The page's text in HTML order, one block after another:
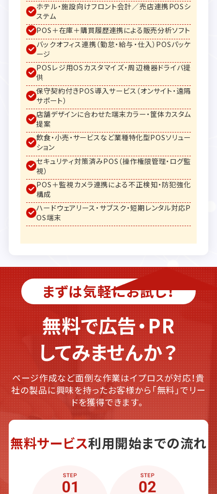
ホテル・施設向けフロント会計／売店連携POSシ
ステム
POS＋在庫＋購買履歴連携による販売分析ソフト
バックオフィス連携（勤怠・給与・仕入）POSパッケ
ージ
POSレジ用OSカスタマイズ・周辺機器ドライバ提
供
保守契約付きPOS導入サービス（オンサイト・遠隔
サポート）
店舗デザインに合わせた端末カラー・筐体カスタム
提案
飲食・小売・サービスなど業種特化型POSソリュー
ション
セキュリティ対策済みPOS（操作権限管理・ログ監
視）
POS＋監視カメラ連携による不正検知・防犯強化
構成
ハードウェアリース・サブスク・短期レンタル対応P
OS端末
まずは気軽にお試し！
無料で広告・PR
してみませんか？
ページ作成など面倒な作業はイプロスが対応！貴
社の製品に興味を持ったお客様から「無料」でリー
ドを獲得できます。
無料サービス利用開始までの流れ